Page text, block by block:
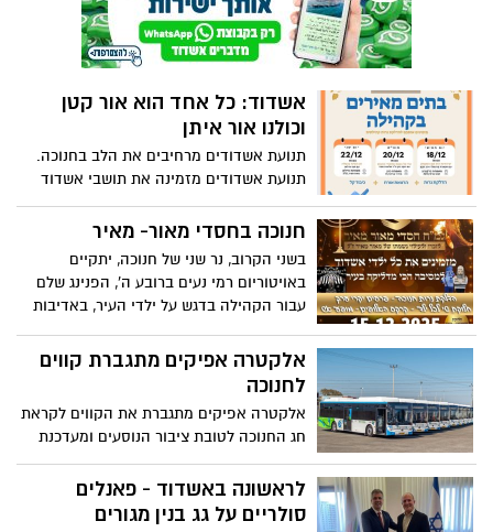
אשדוד: כל אחד הוא אור קטן
וכולנו אור איתן
תנועת אשדודים מרחיבים את הלב בחנוכה.
תנועת אשדודים מזמינה את תושבי אשדוד
לפעילות קהילתית מיוחדת, מרתקת ומלאת
אור פתוח ללא עלות לקהל הרחב. פרויקט
חנוכה בחסדי מאור- מאיר
בשני הקרוב, נר שני של חנוכה, יתקיים
באויטוריום רמי נעים ברובע ה', הפנינג שלם
עבור הקהילה בדגש על ילדי העיר, באדיבות
אלקטרה אפיקים מתגברת קווים
לחנוכה
אלקטרה אפיקים מתגברת את הקווים לקראת
חג החנוכה לטובת ציבור הנוסעים ומעדכנת
בפעילות קווי הלילה
לראשונה באשדוד - פאנלים
סולריים על גג בנין מגורים